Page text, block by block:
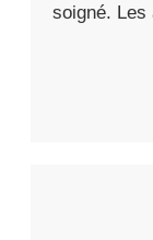
soigné.